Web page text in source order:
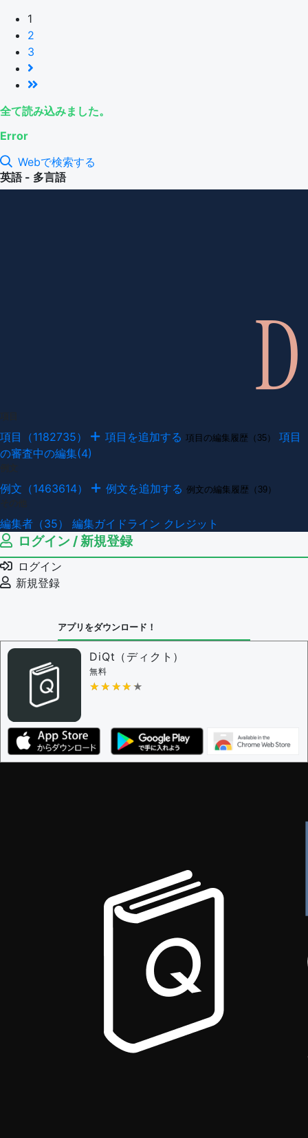
1
2
3
全て読み込みました。
Error
Webで検索する
英語 - 多言語
項目（1182735） 項目を追加する 項目の編集履歴（35）
項目
の審査中の編集(4)
例文（1463614） 例文を追加する 例文の編集履歴（39）
編集者（35） 編集ガイドライン クレジット
ログイン / 新規登録
ログイン
新規登録
アプリをダウンロード！
DiQt（ディクト）
無料
★★★★★
★★★★★